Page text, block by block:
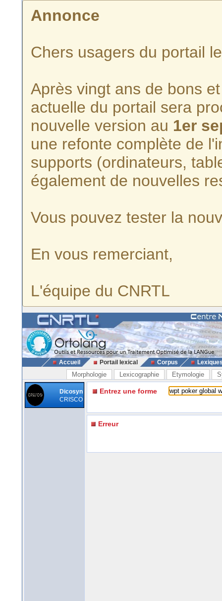
Annonce
Chers usagers du portail
Après vingt ans de bons
actuelle du portail sera
nouvelle version au 1er
une refonte complète de
supports (ordinateurs,
également de nouvelles
Vous pouvez tester la
En vous remerciant,
L'équipe du CNRTL
Accueil Portail lexical Corpus
Morphologie Lexicographie Etymologie
Dicosyn
CRISCO
Entrez une forme
Erreur